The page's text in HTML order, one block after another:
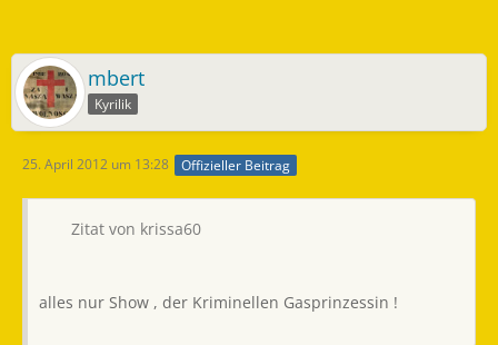
mbert
Kyrilik
25. April 2012 um 13:28 Offizieller Beitrag
Zitat von krissa60
alles nur Show , der Kriminellen Gasprinzessin !